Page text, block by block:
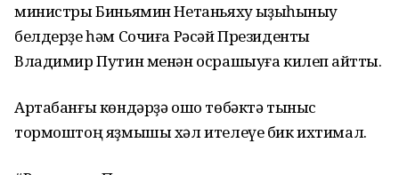
министры Биньямин Нетаньяху ҡыҙыҡһыныу
белдерҙе һәм Сочиға Рәсәй Президенты
Владимир Путин менән осрашыуға килеп ҡайтты.
Артабанғы көндәрҙә ошо төбәктә тыныс
тормоштоң яҙмышы хәл ителеүе бик ихтимал.